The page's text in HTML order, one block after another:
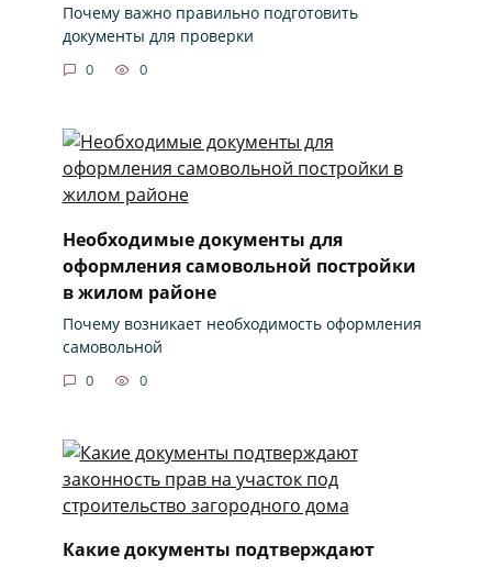
Почему важно правильно подготовить
документы для проверки
0 0
Необходимые документы для
оформления самовольной постройки
в жилом районе
Почему возникает необходимость оформления
самовольной
0 0
Какие документы подтверждают